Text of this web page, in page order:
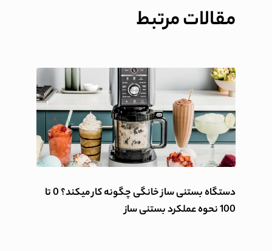
مقالات مرتبط
دستگاه بستنی ساز خانگی چگونه کار میکند؟ 0 تا
100 نحوه عملکرد بستنی ساز